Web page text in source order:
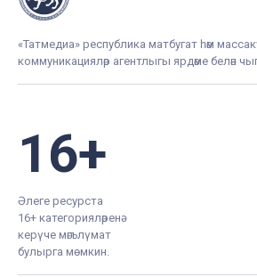
«Татмедиа» республика матбугат һәм
коммуникацияләр агентлыгы ярдәме белән
16+
Әлеге ресурста
16+ категорияләренә
керүче мәгълүмат
булырга мөмкин.